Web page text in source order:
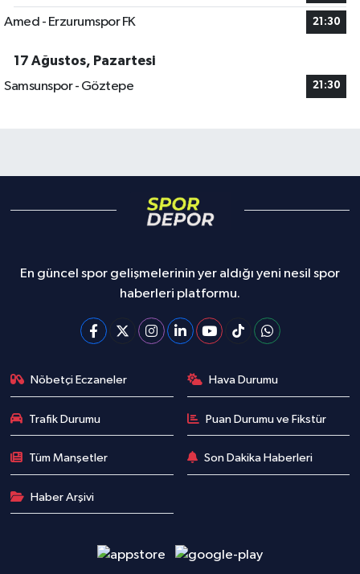
Amed - Erzurumspor FK 21:30
17 Ağustos, Pazartesi
Samsunspor - Göztepe
21:30
En güncel spor gelişmelerinin yer aldığı yeni nesil spor
haberleri platformu.
Nöbetçi Eczaneler Hava Durumu
Trafik Durumu Puan Durumu ve Fikstür
Tüm Manşetler Son Dakika Haberleri
Haber Arşivi